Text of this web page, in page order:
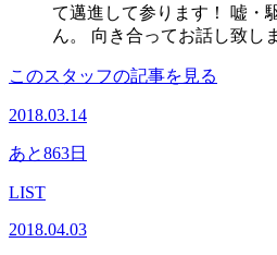
て邁進して参ります！ 嘘・
ん。 向き合ってお話し致し
このスタッフの記事を見る
2018.03.14
あと863日
LIST
2018.04.03